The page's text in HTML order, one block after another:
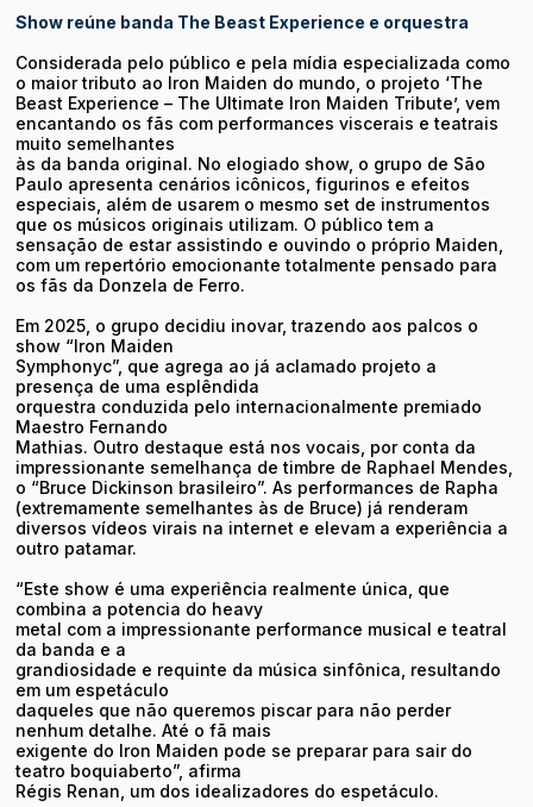
Show reúne banda The Beast Experience e orquestra
Considerada pelo público e pela mídia especializada como
o maior tributo ao Iron Maiden do mundo, o projeto ‘The
Beast Experience – The Ultimate Iron Maiden Tribute’, vem
encantando os fãs com performances viscerais e teatrais
muito semelhantes
às da banda original. No elogiado show, o grupo de São
Paulo apresenta cenários icônicos, figurinos e efeitos
especiais, além de usarem o mesmo set de instrumentos
que os músicos originais utilizam. O público tem a
sensação de estar assistindo e ouvindo o próprio Maiden,
com um repertório emocionante totalmente pensado para
os fãs da Donzela de Ferro.
Em 2025, o grupo decidiu inovar, trazendo aos palcos o
show “Iron Maiden
Symphonyc”, que agrega ao já aclamado projeto a
presença de uma esplêndida
orquestra conduzida pelo internacionalmente premiado
Maestro Fernando
Mathias. Outro destaque está nos vocais, por conta da
impressionante semelhança de timbre de Raphael Mendes,
o “Bruce Dickinson brasileiro”. As performances de Rapha
(extremamente semelhantes às de Bruce) já renderam
diversos vídeos virais na internet e elevam a experiência a
outro patamar.
“Este show é uma experiência realmente única, que
combina a potencia do heavy
metal com a impressionante performance musical e teatral
da banda e a
grandiosidade e requinte da música sinfônica, resultando
em um espetáculo
daqueles que não queremos piscar para não perder
nenhum detalhe. Até o fã mais
exigente do Iron Maiden pode se preparar para sair do
teatro boquiaberto”, afirma
Régis Renan, um dos idealizadores do espetáculo.